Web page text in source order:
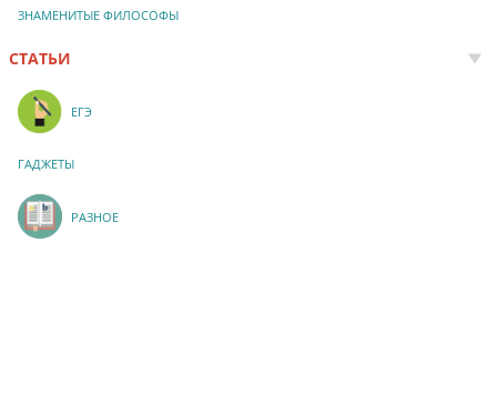
ЗНАМЕНИТЫЕ ФИЛОСОФЫ
СТАТЬИ
ЕГЭ
ГАДЖЕТЫ
РАЗНОЕ